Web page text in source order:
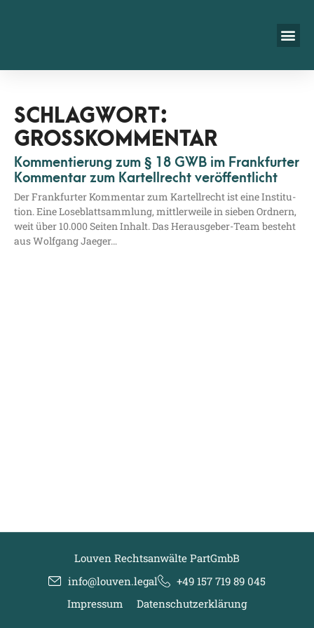
SCHLAGWORT:
GROSSKOMMENTAR
Kommentierung zum § 18 GWB im Frankfurter
Kommentar zum Kartellrecht veröffentlicht
Der Frank­fur­ter Kom­men­tar zum Kar­tell­recht ist eine Insti­tu­
ti­on. Eine Lose­blatt­samm­lung, mitt­ler­wei­le in sie­ben Ord­nern,
weit über 10.000 Sei­ten Inhalt. Das Her­aus­­ge­­ber-Team besteht
aus Wolf­gang Jaeger…
Louven Rechtsanwälte PartGmbB
info@louven.legal
+49 157 719 89 045
Impressum
Datenschutzerklärung